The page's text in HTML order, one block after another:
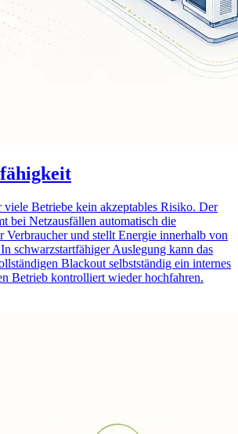
viele Betriebe kein akzeptables Risiko. Der
bei Netzausfällen automatisch die
Verbraucher und stellt Energie innerhalb von
schwarzstartfähiger Auslegung kann das
Blackout selbstständig ein internes
Betrieb kontrolliert wieder hochfahren.